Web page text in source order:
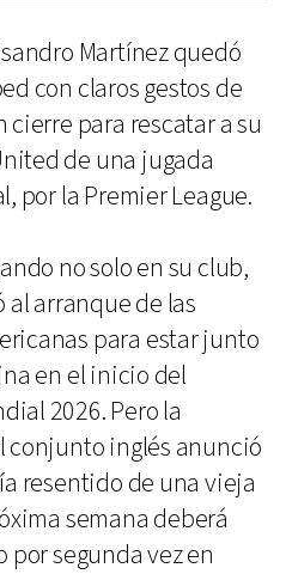
Martínez quedó
con claros gestos de
para rescatar a su
de una jugada
por la Premier League.
no solo en su club,
arranque de las
para estar junto
en el inicio del
2026. Pero la
conjunto inglés anunció
resentido de una vieja
semana deberá
segunda vez en